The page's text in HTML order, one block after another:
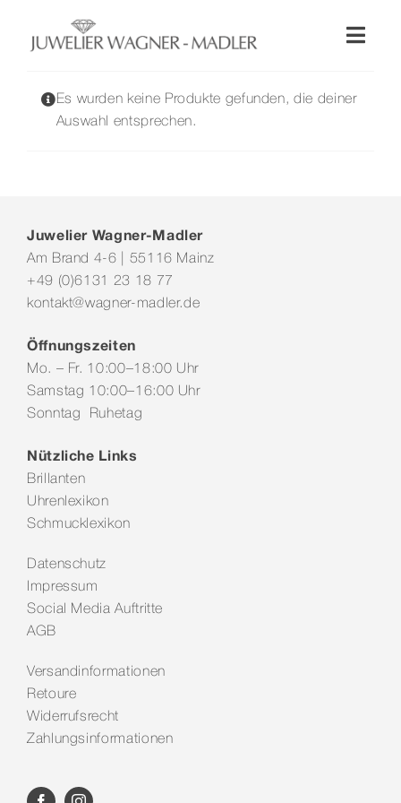
springen
Wellendorff
Service & Leistungen
Es wurden keine Produkte gefunden, die deiner
Auswahl entsprechen.
Juwelier Wagner-Madler
Am Brand 4-6 | 55116 Mainz
+49 (0)6131 23 18 77
kontakt@wagner-madler.de
Öffnungszeiten
Mo. – Fr. 10:00–18:00 Uhr
Samstag 10:00–16:00 Uhr
Sonntag Ruhetag
Nützliche Links
Brillanten
Uhrenlexikon
Schmucklexikon
Datenschutz
Impressum
Social Media Auftritte
AGB
Versandinformationen
Retoure
Widerrufsrecht
Zahlungsinformationen